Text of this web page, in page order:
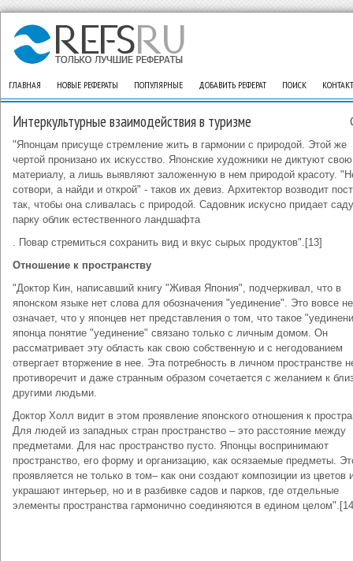
ГЛАВНАЯ НОВЫЕ РЕФЕРАТЫ ПОПУЛЯРНЫЕ ДОБАВИТЬ РЕФЕРАТ ПОИСК
Интеркультурные взаимодействия в туризме
"Японцам присуще стремление жить в гармонии с природой. Этой же
чертой пронизано их искусство. Японские художники не диктуют
материалу, а лишь выявляют заложенную в нем природой красоту.
сотвори, а найди и открой" - таков их девиз. Архитектор возводит
так, чтобы она сливалась с природой. Садовник искусно придает
парку облик естественного ландшафта
. Повар стремиться сохранить вид и вкус сырых продуктов".[13]
Отношение к пространству
"Доктор Кин, написавший книгу "Живая Япония", подчеркивал, что в
японском языке нет слова для обозначения "уединение". Это вовсе не
означает, что у японцев нет представления о том, что такое
японца понятие "уединение" связано только с личным домом. Он
рассматривает эту область как свою собственную и с негодованием
отвергает вторжение в нее. Эта потребность в личном пространстве
противоречит и даже странным образом сочетается с желанием к
другими людьми.
Доктор Холл видит в этом проявление японского отношения к
Для людей из западных стран пространство – это расстояние между
предметами. Для нас пространство пусто. Японцы воспринимают
пространство, его форму и организацию, как осязаемые предметы.
проявляется не только в том– как они создают композиции из цветов
украшают интерьер, но и в разбивке садов и парков, где отдельные
элементы пространства гармонично соединяются в едином